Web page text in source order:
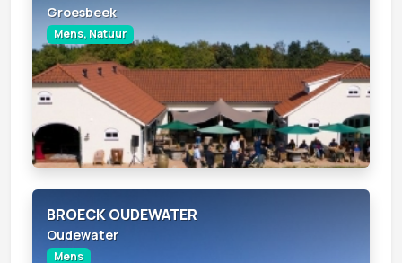
Groesbeek
Mens, Natuur
BROECK OUDEWATER
Oudewater
Mens